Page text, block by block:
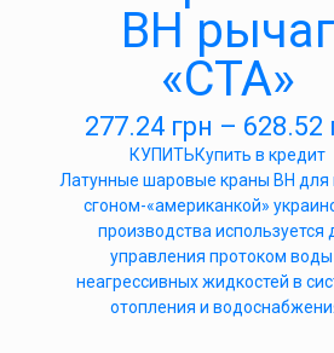
ВН рычаг
«СТА»
277.24 грн – 628.52
КУПИТЬКупить в кредит
Латунные шаровые краны ВН для
сгоном-«американкой»
производства используется
управления протоком воды
неагрессивных жидкостей в
отопления и